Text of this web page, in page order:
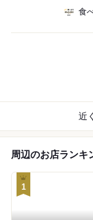
食
近
周辺のお店ランキ
1